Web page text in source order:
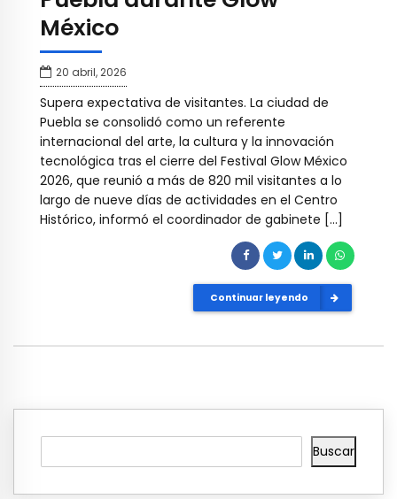
México
20 abril, 2026
Supera expectativa de visitantes. La ciudad de
Puebla se consolidó como un referente
internacional del arte, la cultura y la innovación
tecnológica tras el cierre del Festival Glow México
2026, que reunió a más de 820 mil visitantes a lo
largo de nueve días de actividades en el Centro
Histórico, informó el coordinador de gabinete […]
Continuar leyendo
Buscar